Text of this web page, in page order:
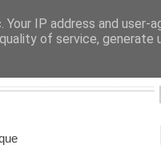
IP address and user-
of service, generate